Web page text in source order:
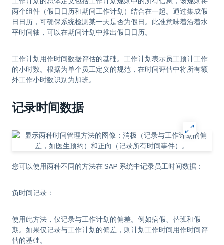
两个组件（假日日历和期间工作计划）结合在一起。通过集成假
日日历，可确保系统检测某一天是否为假日。此准意味着沿着水
平时间轴，可以在期间计划中推出假日日历。
工作计划用作时间数据评估的基础。工作计划表示员工预计工作
的小时数。根据为单个员工定义的规范，在时间评估中将所有额
外工作小时数识别为加班。
记录时间数据
您可以使用两种不同的方法在 SAP 系统中记录员工时间数据：
负时间记录 ：
使用此方法，仅记录与工作计划的偏差。例如病假、替班和假
期。如果仅记录与工作计划的偏差，则计划工作时间用作时间评
估的基础。